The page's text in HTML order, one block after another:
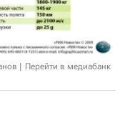
Перейти в медиабанк